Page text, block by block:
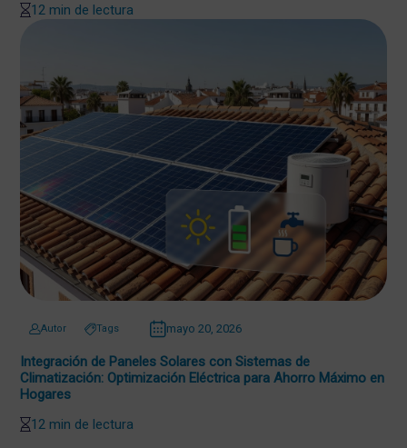
12 min de lectura
Autor Tags mayo 20, 2026
Integración de Paneles Solares con Sistemas de
Climatización: Optimización Eléctrica para Ahorro Máximo en
Hogares
12 min de lectura